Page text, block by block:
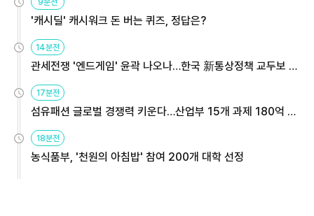
9분전
'캐시딜' 캐시워크 돈 버는 퀴즈, 정답은?
14분전
관세전쟁 '엔드게임' 윤곽 나오나…한국 新통상정책 교두보 활
용해야
17분전
섬유패션 글로벌 경쟁력 키운다…산업부 15개 과제 180억 지
원
18분전
농식품부, '천원의 아침밥' 참여 200개 대학 선정